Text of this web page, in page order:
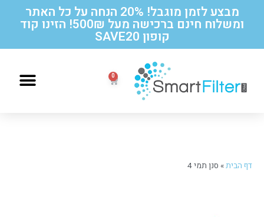
מבצע לזמן מוגבל! 20% הנחה על כל האתר
ומשלוח חינם ברכישה מעל 500₪! הזינו קוד
קופון SAVE20
דף הבית» סנן תמי 4